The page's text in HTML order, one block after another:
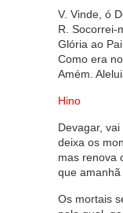
V. Vinde, ó
R. Socorrei-
Glória ao
Como era
Amém.
Hino
Devagar,
deixa os
mas renova
que amanhã
Os mortais